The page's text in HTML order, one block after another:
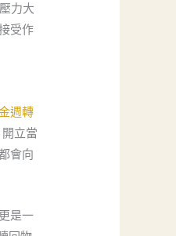
力大
受作
週轉
立當
會向
是一